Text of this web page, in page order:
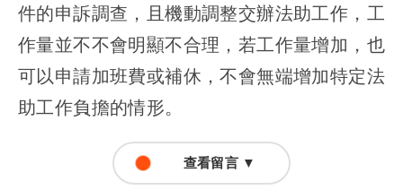
件的申訴調查，且機動調整交辦法助工作，工
作量並不不會明顯不合理，若工作量增加，也
可以申請加班費或補休，不會無端增加特定法
助工作負擔的情形。
查看留言 ▼